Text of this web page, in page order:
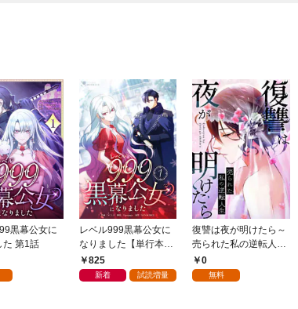
黒幕公女に
た 第1話
レベル999黒幕公女に
なりました【単行本
版】 1巻
825
新着 試読増量
復讐は夜が明けたら～
売られた私の逆転人生
(1)0
無料